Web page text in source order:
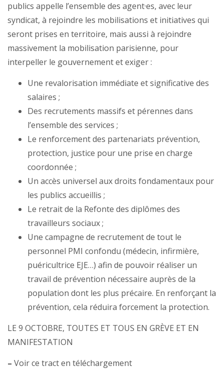
publics appelle l’ensemble des agent·es, avec leur
syndicat, à rejoindre les mobilisations et initiatives qui
seront prises en territoire, mais aussi à rejoindre
massivement la mobilisation parisienne, pour
interpeller le gouvernement et exiger :
Une revalorisation immédiate et significative des
salaires ;
Des recrutements massifs et pérennes dans
l’ensemble des services ;
Le renforcement des partenariats prévention,
protection, justice pour une prise en charge
coordonnée ;
Un accès universel aux droits fondamentaux pour
les publics accueillis ;
Le retrait de la Refonte des diplômes des
travailleurs sociaux ;
Une campagne de recrutement de tout le
personnel PMI confondu (médecin, infirmière,
puéricultrice EJE…) afin de pouvoir réaliser un
travail de prévention nécessaire auprès de la
population dont les plus précaire. En renforçant la
prévention, cela réduira forcement la protection.
LE 9 OCTOBRE, TOUTES ET TOUS EN GRÈVE ET EN
MANIFESTATION
– Voir ce tract en téléchargement